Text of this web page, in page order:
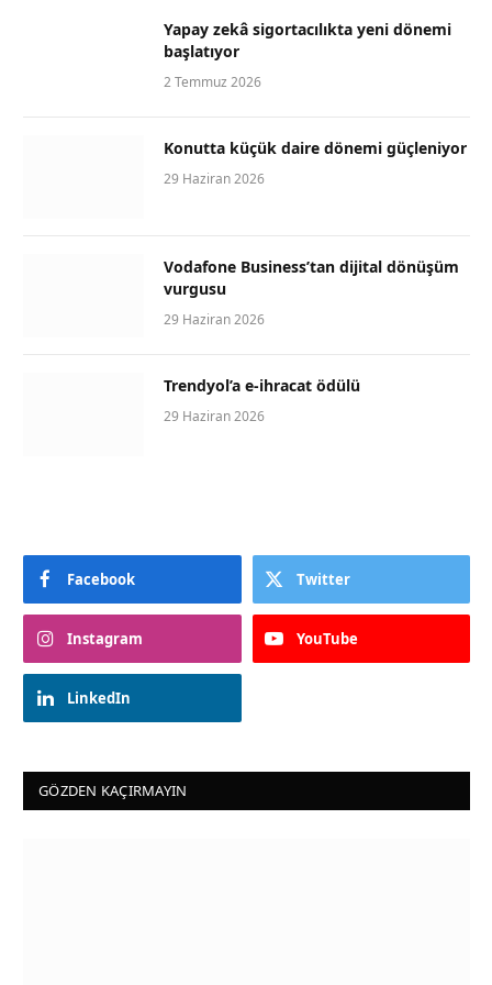
Yapay zekâ sigortacılıkta yeni dönemi
başlatıyor
2 Temmuz 2026
Konutta küçük daire dönemi güçleniyor
29 Haziran 2026
Vodafone Business’tan dijital dönüşüm
vurgusu
29 Haziran 2026
Trendyol’a e-ihracat ödülü
29 Haziran 2026
Facebook Twitter
Instagram YouTube
LinkedIn
GÖZDEN KAÇIRMAYIN